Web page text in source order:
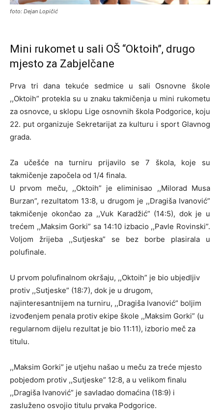
foto: Dejan Lopičić
Mini rukomet u sali OŠ “Oktoih”, drugo
mjesto za Zabjelčane
Prva tri dana tekuće sedmice u sali Osnovne škole
,,Oktoih” protekla su u znaku takmičenja u mini rukometu
za osnovce, u sklopu Lige osnovnih škola Podgorice, koju
22. put organizuje Sekretarijat za kulturu i sport Glavnog
grada.
Za učešće na turniru prijavilo se 7 škola, koje su
takmičenje započela od 1/4 finala.
U prvom meču, ,,Oktoih” je eliminisao ,,Milorad Musa
Burzan”, rezultatom 13:8, u drugom je ,,Dragiša Ivanović”
takmičenje okončao za ,,Vuk Karadžić” (14:5), dok je u
trećem ,,Maksim Gorki” sa 14:10 izbacio ,,Pavle Rovinski”.
Voljom žrijeba ,,Sutjeska” se bez borbe plasirala u
polufinale.
U prvom polufinalnom okršaju, ,,Oktoih” je bio ubjedljiv
protiv ,,Sutjeske” (18:7), dok je u drugom,
najinteresantnijem na turniru, ,,Dragiša Ivanović” boljim
izvođenjem penala protiv ekipe škole ,,Maksim Gorki” (u
regularnom dijelu rezultat je bio 11:11), izborio meč za
titulu.
,,Maksim Gorki” je utjehu našao u meču za treće mjesto
pobjedom protiv ,,Sutjeske” 12:8, a u velikom finalu
,,Dragiša Ivanović” je savladao domaćina (18:9) i
zasluženo osvojio titulu prvaka Podgorice.